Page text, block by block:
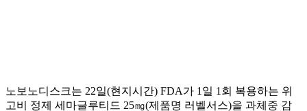
노보노디스크는 22일(현지시간) FDA가 1일 1회 복용하는 위
고비 정제 세마글루티드 25㎎(제품명 러벨서스)을 과체중 감